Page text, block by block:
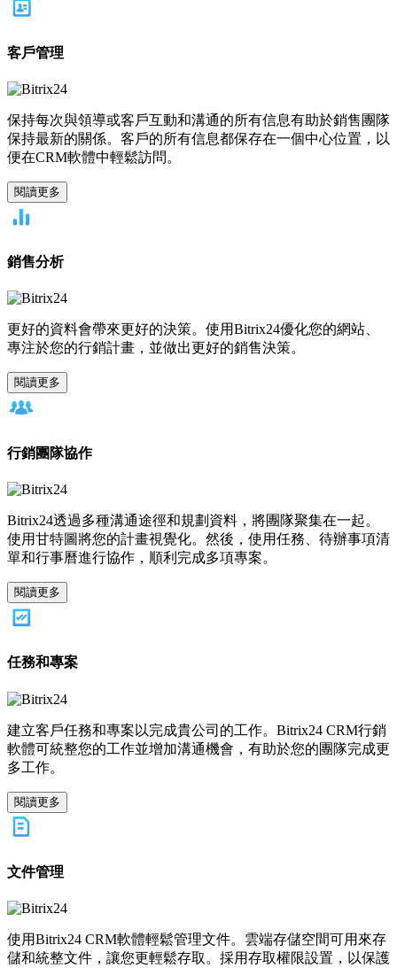
客戶管理
保持每次與領導或客戶互動和溝通的所有信息有助於銷售團隊
保持最新的關係。客戶的所有信息都保存在一個中心位置，以
便在CRM軟體中輕鬆訪問。
閱讀更多
銷售分析
更好的資料會帶來更好的決策。使用Bitrix24優化您的網站、
專注於您的行銷計畫，並做出更好的銷售決策。
閱讀更多
行銷團隊協作
Bitrix24透過多種溝通途徑和規劃資料，將團隊聚集在一起。
使用甘特圖將您的計畫視覺化。然後，使用任務、待辦事項清
單和行事曆進行協作，順利完成多項專案。
閱讀更多
任務和專案
建立客戶任務和專案以完成貴公司的工作。Bitrix24 CRM行銷
軟體可統整您的工作並增加溝通機會，有助於您的團隊完成更
多工作。
閱讀更多
文件管理
使用Bitrix24 CRM軟體輕鬆管理文件。雲端存儲空間可用來存
儲和統整文件，讓您更輕鬆存取。採用存取權限設置，以保護